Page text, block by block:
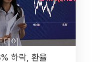
하락, 환율